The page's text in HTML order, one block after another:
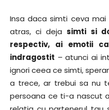
Insa daca simti ceva
atras, ci dejasimti si
respectiv, ai emotii
indragostit – atunci ai
ignori ceea ce simti,
a trece, ar trebui sa nu
persoana ce ti-a nascut